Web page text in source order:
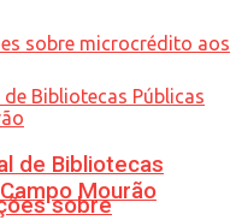
sobre
de Bibliotecas
Mourão